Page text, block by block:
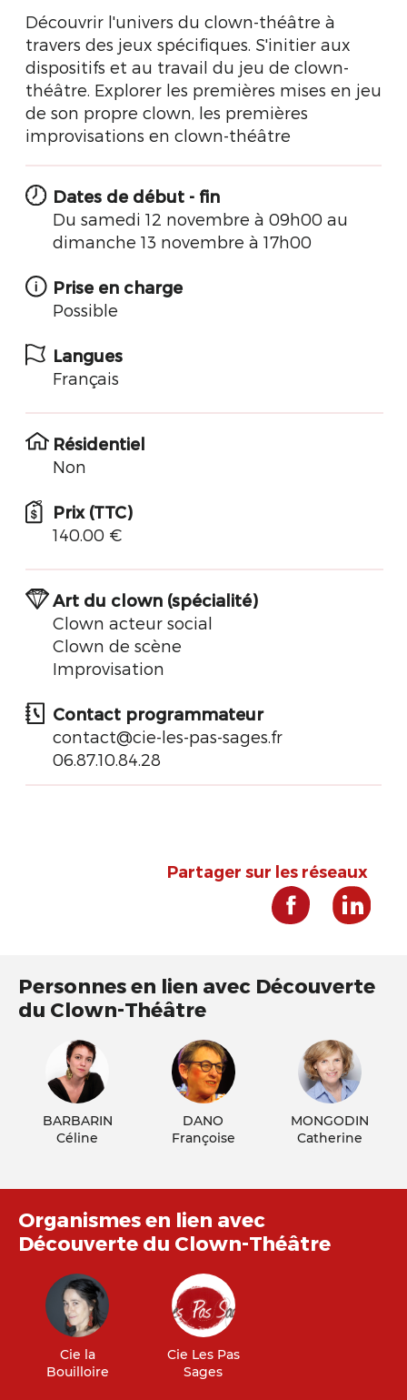
Découvrir l'univers du clown-théâtre à
travers des jeux spécifiques. S'initier aux
dispositifs et au travail du jeu de clown-
théâtre. Explorer les premières mises en jeu
de son propre clown, les premières
improvisations en clown-théâtre
Dates de début - fin
Du samedi 12 novembre à 09h00 au
dimanche 13 novembre à 17h00
Prise en charge
Possible
Langues
Français
Résidentiel
Non
Prix (TTC)
140.00 €
Art du clown (spécialité)
Clown acteur social
Clown de scène
Improvisation
Contact programmateur
contact@cie-les-pas-sages.fr
06.87.10.84.28
Partager sur les réseaux
Personnes en lien avec Découverte
du Clown-Théâtre
BARBARIN
Céline
DANO
Françoise
MONGODIN
Catherine
Organismes en lien avec
Découverte du Clown-Théâtre
Cie la
Bouilloire
Cie Les Pas
Sages